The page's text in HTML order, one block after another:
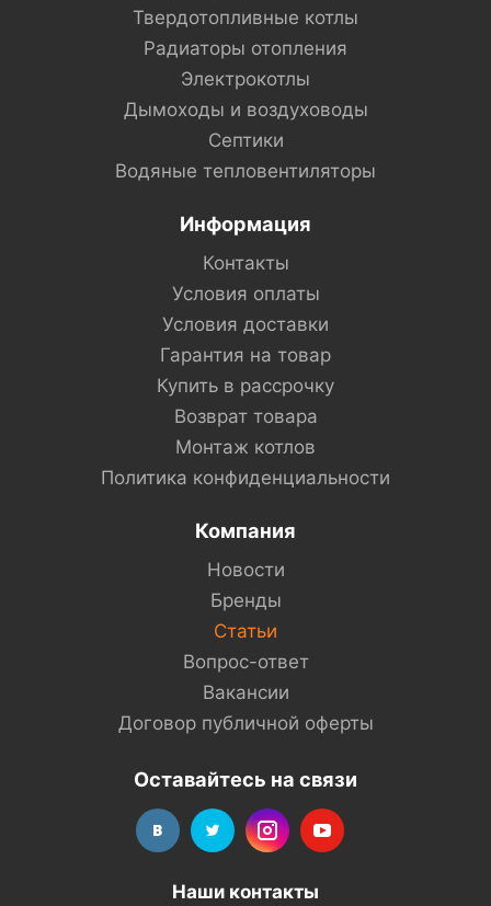
Твердотопливные котлы
Радиаторы отопления
Электрокотлы
Дымоходы и воздуховоды
Септики
Водяные тепловентиляторы
Информация
Контакты
Условия оплаты
Условия доставки
Гарантия на товар
Купить в рассрочку
Возврат товара
Монтаж котлов
Политика конфиденциальности
Компания
Новости
Бренды
Статьи
Вопрос-ответ
Вакансии
Договор публичной оферты
Оставайтесь на связи
Наши контакты